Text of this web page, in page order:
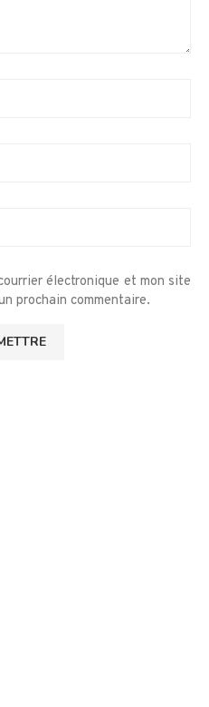
électronique et mon site
prochain commentaire.